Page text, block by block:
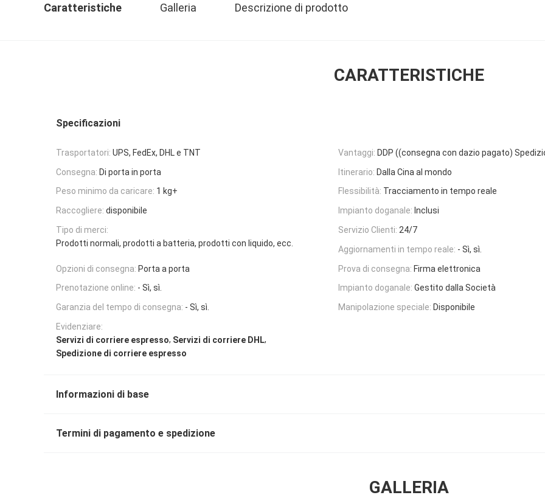
Caratteristiche Galleria Descrizione di prodotto
CARATTERISTICHE
Specificazioni
Trasportatori: UPS, FedEx, DHL e TNT Vantaggi: DDP ((consegna con dazio pagato)
Consegna: Di porta in porta Itinerario: Dalla Cina al mondo
Peso minimo da caricare: 1 kg+ Flessibilità: Tracciamento in tempo reale
Raccogliere: disponibile Impianto doganale: Inclusi
Tipo di merci:
Prodotti normali, prodotti a batteria, prodotti con liquido, ecc.
Servizio Clienti: 24/7
Aggiornamenti in tempo reale: - Sì, sì.
Opzioni di consegna: Porta a porta Prova di consegna: Firma elettronica
Prenotazione online: - Sì, sì. Impianto doganale: Gestito dalla Società
Garanzia del tempo di consegna: - Sì, sì. Manipolazione speciale: Disponibile
Evidenziare:
Servizi di corriere espresso, Servizi di corriere DHL,
Spedizione di corriere espresso
Informazioni di base
Termini di pagamento e spedizione
GALLERIA